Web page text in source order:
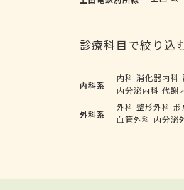
診療科目で絞り込
内科系
内科 消化器内科
内分泌内科 代謝
外科系
外科 整形外科 形
血管外科 内分泌